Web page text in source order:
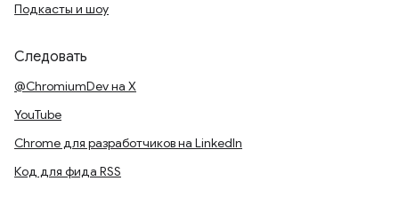
Подкасты и шоу
Следовать
@ChromiumDev на X
YouTube
Chrome для разработчиков на LinkedIn
Код для фида RSS